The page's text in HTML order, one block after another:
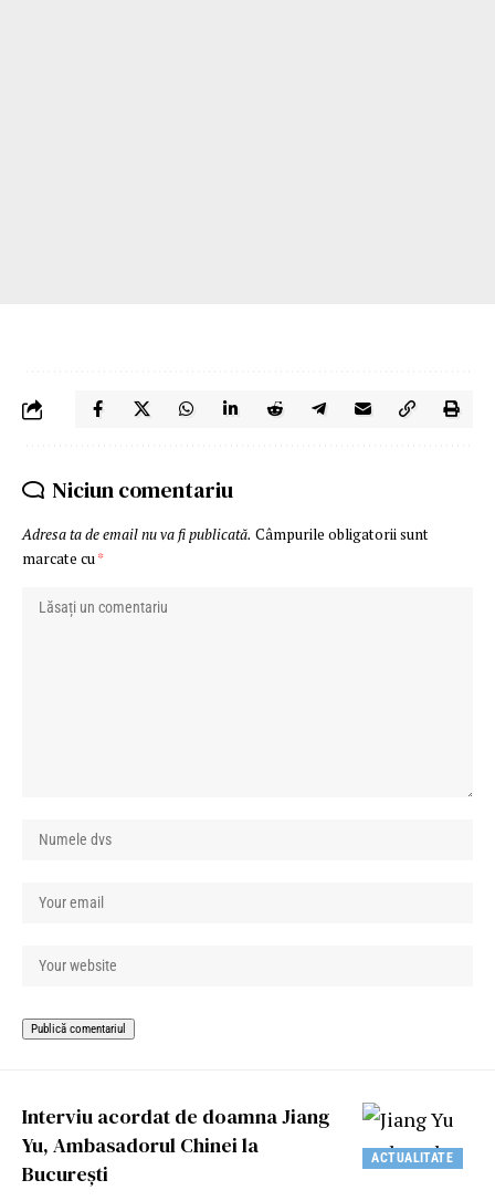
Niciun comentariu
Adresa ta de email nu va fi publicată. Câmpurile obligatorii sunt
marcate cu*
ACTUALITATE
Interviu acordat de doamna Jiang
Yu, Ambasadorul Chinei la
București